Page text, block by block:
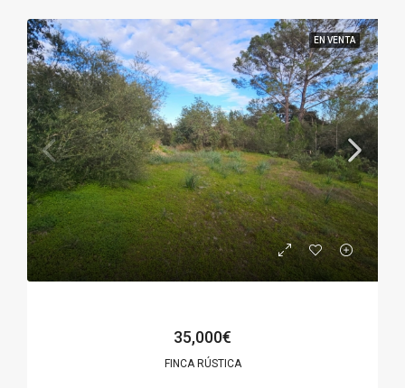
EN VENTA
35,000€
FINCA RÚSTICA